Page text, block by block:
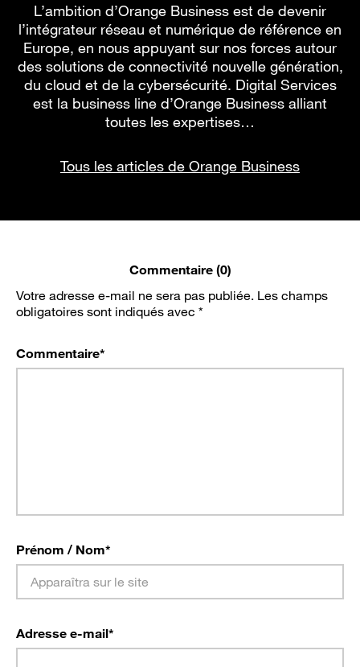
L’ambition d’Orange Business est de devenir
l’intégrateur réseau et numérique de référence en
Europe, en nous appuyant sur nos forces autour
des solutions de connectivité nouvelle génération,
du cloud et de la cybersécurité. Digital Services
est la business line d’Orange Business alliant
toutes les expertises…
Tous les articles de Orange Business
Commentaire (0)
Votre adresse e-mail ne sera pas publiée. Les champs
obligatoires sont indiqués avec *
Commentaire*
Prénom / Nom*
Adresse e-mail*